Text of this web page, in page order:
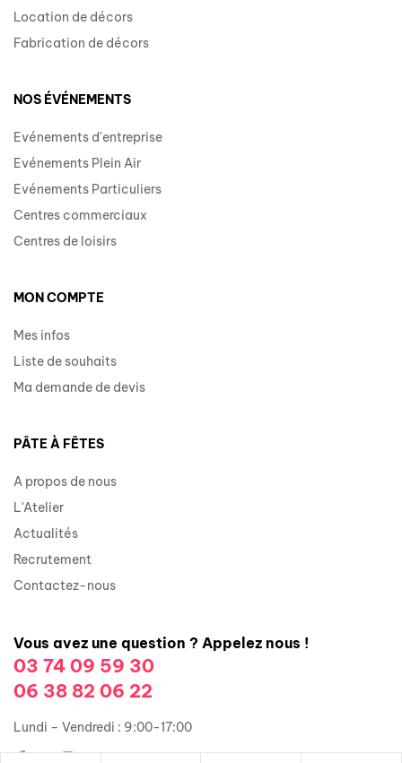
Location de décors
Fabrication de décors
NOS ÉVÉNEMENTS
Evénements d'entreprise
Evénements Plein Air
Evénements Particuliers
Centres commerciaux
Centres de loisirs
MON COMPTE
Mes infos
Liste de souhaits
Ma demande de devis
PÂTE À FÊTES
A propos de nous
L'Atelier
Actualités
Recrutement
Contactez-nous
Vous avez une question ? Appelez nous !
03 74 09 59 30
06 38 82 06 22
Lundi – Vendredi : 9:00-17:00